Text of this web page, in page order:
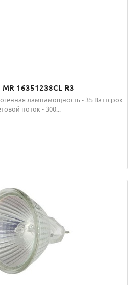
16351238CL R3
лампамощность - 35 Ваттсрок
поток - 300...